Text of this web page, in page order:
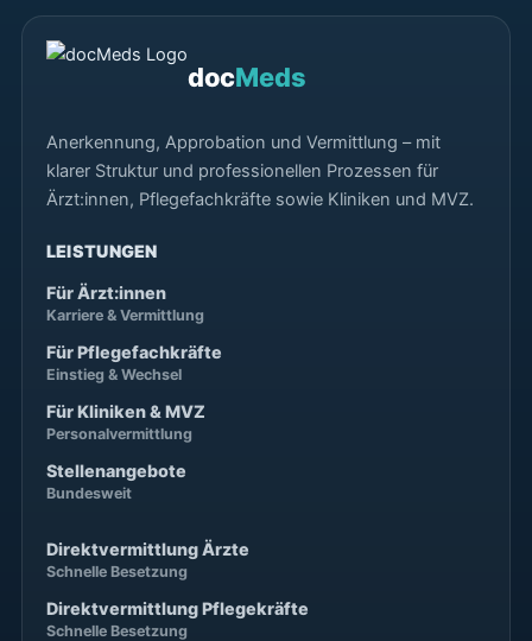
docMeds
Anerkennung, Approbation und Vermittlung – mit
klarer Struktur und professionellen Prozessen für
Ärzt:innen, Pflegefachkräfte sowie Kliniken und MVZ.
LEISTUNGEN
Für Ärzt:innen
Karriere & Vermittlung
Für Pflegefachkräfte
Einstieg & Wechsel
Für Kliniken & MVZ
Personalvermittlung
Stellenangebote
Bundesweit
Direktvermittlung Ärzte
Schnelle Besetzung
Direktvermittlung Pflegekräfte
Schnelle Besetzung